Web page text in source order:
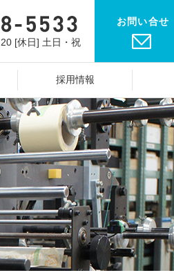
お問い合せ
[休日] 土日・祝
採用情報